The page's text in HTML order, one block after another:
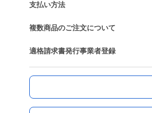
支払い方法
複数商品のご注文について
適格請求書発行事業者登録